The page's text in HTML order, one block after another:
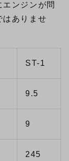
ンジンが問
はありませ
ST-1
9.5
9
245